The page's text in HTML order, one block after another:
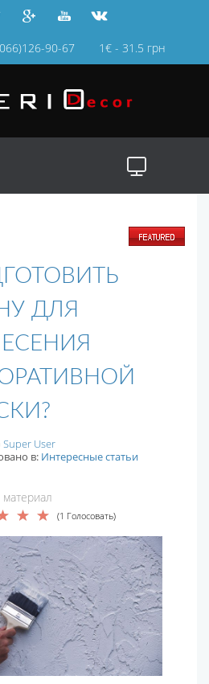
90-67 1€ - 31.5 грн
ДЛЯ
Super User
в: Интересные статьи
(1 Голосовать)